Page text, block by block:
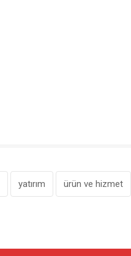
yatırım ürün ve hizmet